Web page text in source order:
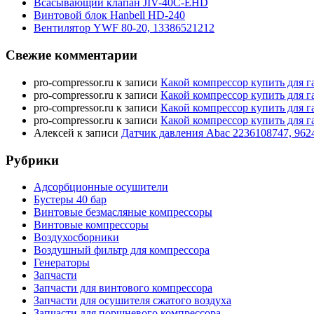
Всасывающий клапан JIV-40C-EHD
Винтовой блок Hanbell HD-240
Вентилятор YWF 80-20, 13386521212
Свежие комментарии
pro-compressor.ru к записи Какой компрессор купить для
pro-compressor.ru к записи Какой компрессор купить для
pro-compressor.ru к записи Какой компрессор купить для
pro-compressor.ru к записи Какой компрессор купить для
Алексей к записи Датчик давления Abac 2236108747,
Рубрики
Адсорбционные осушители
Бустеры 40 бар
Винтовые безмасляные компрессоры
Винтовые компрессоры
Воздухосборники
Воздушный фильтр для компрессора
Генераторы
Запчасти
Запчасти для винтового компрессора
Запчасти для осушителя сжатого воздуха